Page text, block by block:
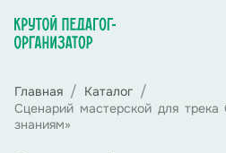
Главная
Каталог
Сценарий мастерской для
знаниям»